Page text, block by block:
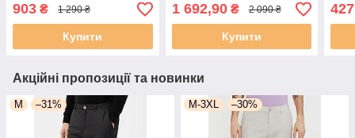
903 ₴ 1 290 ₴
Купити
1 692,90₴ 2 090 ₴
Купити
Акційні пропозиції та новинки
M –31% M-3XL –30%